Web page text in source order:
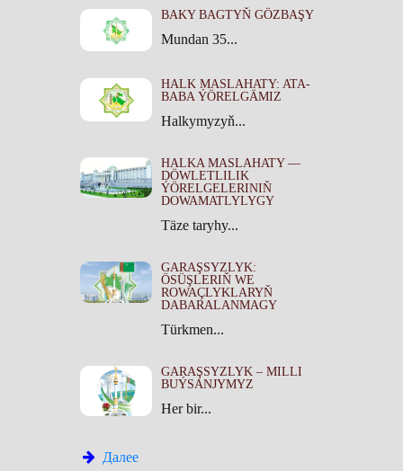
BAKY BAGTYŇ GÖZBAŞY
Mundan 35...
HALK MASLAHATY: ATA-
BABA ÝÖRELGÄMIZ
Halkymyzyň...
HALKA MASLAHATY —
DÖWLETLILIK
ÝÖRELGELERINIŇ
DOWAMATLYLYGY
Täze taryhy...
GARAŞSYZLYK:
ÖSÜŞLERIŇ WE
ROWAÇLYKLARYŇ
DABARALANMAGY
Türkmen...
GARAŞSYZLYK – MILLI
BUÝSANJYMYZ
Her bir...
Далее